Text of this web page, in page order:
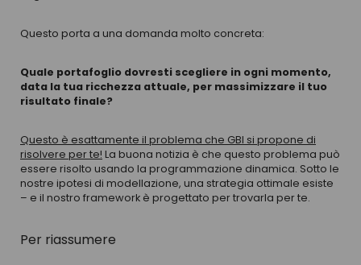
Questo porta a una domanda molto concreta:
Quale portafoglio dovresti scegliere in ogni momento,
data la tua ricchezza attuale, per massimizzare il tuo
risultato finale?
Questo è esattamente il problema che GBI si propone di
risolvere per te! La buona notizia è che questo problema può
essere risolto usando la programmazione dinamica. Sotto le
nostre ipotesi di modellazione, una strategia ottimale esiste
– e il nostro framework è progettato per trovarla per te.
Per riassumere